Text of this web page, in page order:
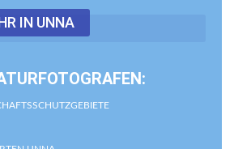
IN UNNA